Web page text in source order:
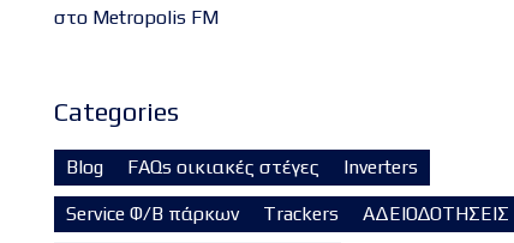
στο Metropolis FM
Categories
Blog FAQs οικιακές στέγες Inverters
Service Φ/Β πάρκων Trackers ΑΔΕΙΟΔΟΤΗΣΕΙΣ